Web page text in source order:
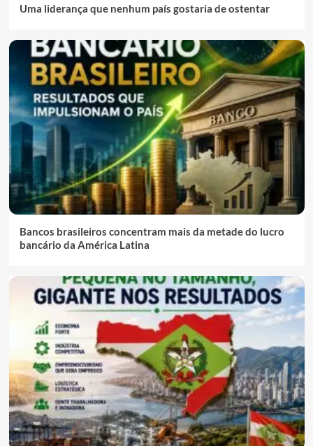
Uma liderança que nenhum país gostaria de ostentar
Bancos brasileiros concentram mais da metade do lucro
bancário da América Latina